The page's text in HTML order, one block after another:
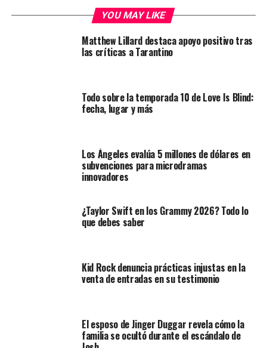
YOU MAY LIKE
Matthew Lillard destaca apoyo positivo tras
las críticas a Tarantino
Todo sobre la temporada 10 de Love Is Blind:
fecha, lugar y más
Los Ángeles evalúa 5 millones de dólares en
subvenciones para microdramas
innovadores
¿Taylor Swift en los Grammy 2026? Todo lo
que debes saber
Kid Rock denuncia prácticas injustas en la
venta de entradas en su testimonio
El esposo de Jinger Duggar revela cómo la
familia se ocultó durante el escándalo de